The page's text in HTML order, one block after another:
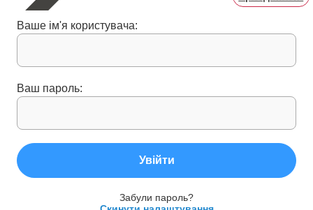
Ваше ім'я користувача:
Ваш пароль:
Увійти
Забули пароль?